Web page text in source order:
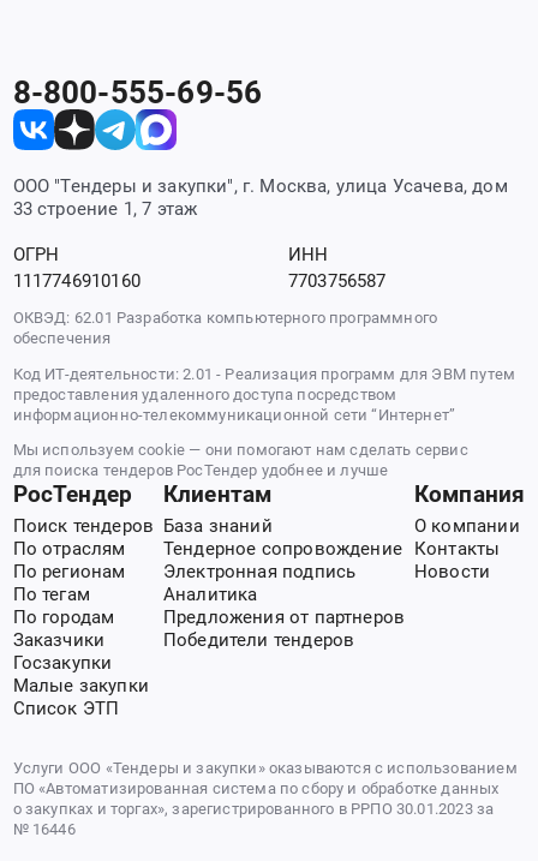
8-800-555-69-56
ООО "Тендеры и закупки", г. Москва, улица Усачева, дом
33 строение 1, 7 этаж
ОГРН
1117746910160
ИНН
7703756587
ОКВЭД: 62.01 Разработка компьютерного программного
обеспечения
Код ИТ-деятельности: 2.01 - Реализация программ для ЭВМ путем
предоставления удаленного доступа посредством
информационно-телекоммуникационной сети “Интернет”
Мы используем cookie — они помогают нам сделать сервис
для поиска тендеров РосТендер удобнее и лучше
РосТендер
Поиск тендеров
По отраслям
По регионам
По тегам
По городам
Заказчики
Госзакупки
Малые закупки
Список ЭТП
Клиентам
База знаний
Тендерное сопровождение
Электронная подпись
Аналитика
Предложения от партнеров
Победители тендеров
Компания
О компании
Контакты
Новости
Услуги ООО «Тендеры и закупки» оказываются с использованием
ПО «Автоматизированная система по сбору и обработке данных
о закупках и торгах», зарегистрированного в РРПО 30.01.2023 за
№ 16446